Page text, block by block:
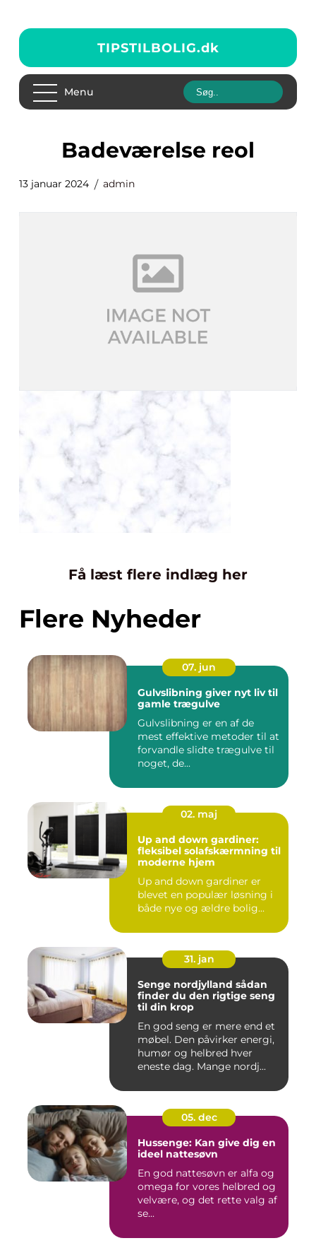
TIPSTILBOLIG.dk
Menu
badeværelse reol
13 januar 2024 admin
Få læst flere indlæg her
Flere Nyheder
07. jun
Gulvslibning giver nyt liv til
gamle trægulve
Gulvslibning er en af de
mest effektive metoder til at
forvandle slidte trægulve til
noget, de...
02. maj
Up and down gardiner:
fleksibel solafskærmning til
moderne hjem
Up and down gardiner er
blevet en populær løsning i
både nye og ældre bolig...
31. jan
Senge nordjylland sådan
finder du den rigtige seng
til din krop
En god seng er mere end et
møbel. Den påvirker energi,
humør og helbred hver
eneste dag. Mange nordj...
05. dec
Hussenge: Kan give dig en
ideel nattesøvn
En god nattesøvn er alfa og
omega for vores helbred og
velvære, og det rette valg af
se...